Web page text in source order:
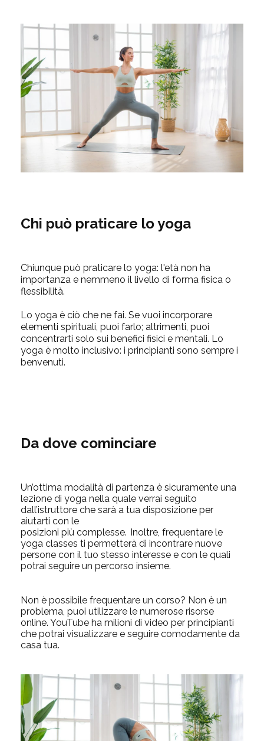
Chi può praticare lo yoga
Chiunque può praticare lo yoga: l'età non ha
importanza e nemmeno il livello di forma fisica o
flessibilità.
Lo yoga è ciò che ne fai. Se vuoi incorporare
elementi spirituali, puoi farlo; altrimenti, puoi
concentrarti solo sui benefici fisici e mentali. Lo
yoga è molto inclusivo: i principianti sono sempre i
benvenuti.
Da dove cominciare
Un’ottima modalità di partenza è sicuramente una
lezione di yoga nella quale verrai seguito
dall’istruttore che sarà a tua disposizione per
aiutarti con le
posizioni più complesse. Inoltre, frequentare le
yoga classes ti permetterà di incontrare nuove
persone con il tuo stesso interesse e con le quali
potrai seguire un percorso insieme.
Non è possibile frequentare un corso? Non è un
problema, puoi utilizzare le numerose risorse
online. YouTube ha milioni di video per principianti
che potrai visualizzare e seguire comodamente da
casa tua.